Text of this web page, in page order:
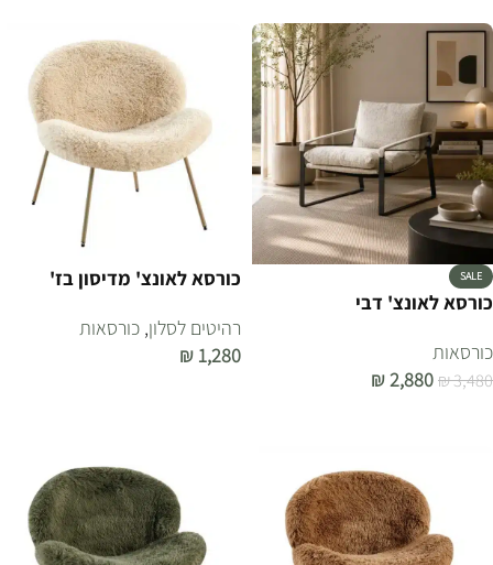
SALE
כורסא לאונצ' דבי
כורסאות
₪3,480
₪2,880
כורסא לאונצ' מדיסון בז'
רהיטים לסלון, כורסאות
₪ 1,280